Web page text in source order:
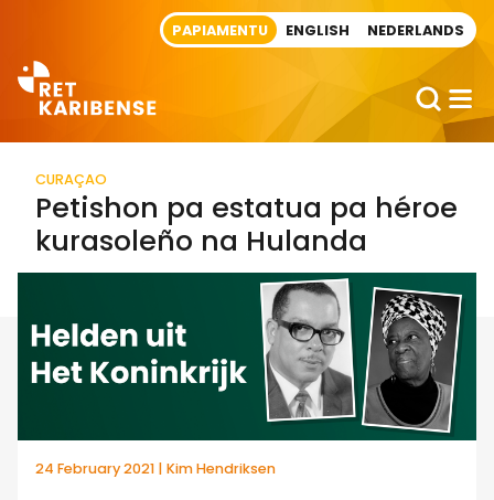
PAPIAMENTU ENGLISH NEDERLANDS
CURAÇAO
Petishon pa estatua pa héroe
kurasoleño na Hulanda
24 February 2021 | Kim Hendriksen